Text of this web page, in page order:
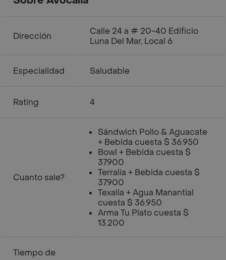
Dirección
Calle 24 a # 20-40 Edificio
Luna Del Mar, Local 6
Especialidad Saludable
Rating 4
Cuanto sale?
Sándwich Pollo & Aguacate
+ Bebida cuesta $ 36.950
Bowl + Bebida cuesta $
37.900
Terralia + Bebida cuesta $
37.900
Texalia + Agua Manantial
cuesta $ 36.950
Arma Tu Plato cuesta $
13.200
Tiempo de